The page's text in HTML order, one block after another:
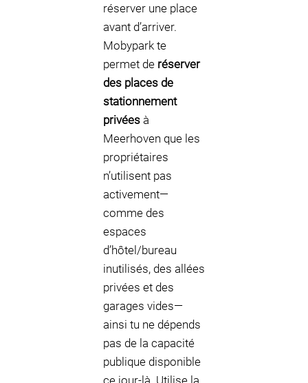
réserver une place
avant d’arriver.
Mobypark te
permet de réserver
des places de
stationnement
privées à
Meerhoven que les
propriétaires
n’utilisent pas
activement—
comme des
espaces
d’hôtel/bureau
inutilisés, des allées
privées et des
garages vides—
ainsi tu ne dépends
pas de la capacité
publique disponible